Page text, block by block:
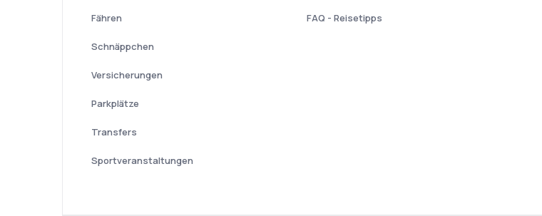
Fähren
Schnäppchen
Versicherungen
Parkplätze
Transfers
Sportveranstaltungen
FAQ - Reisetipps